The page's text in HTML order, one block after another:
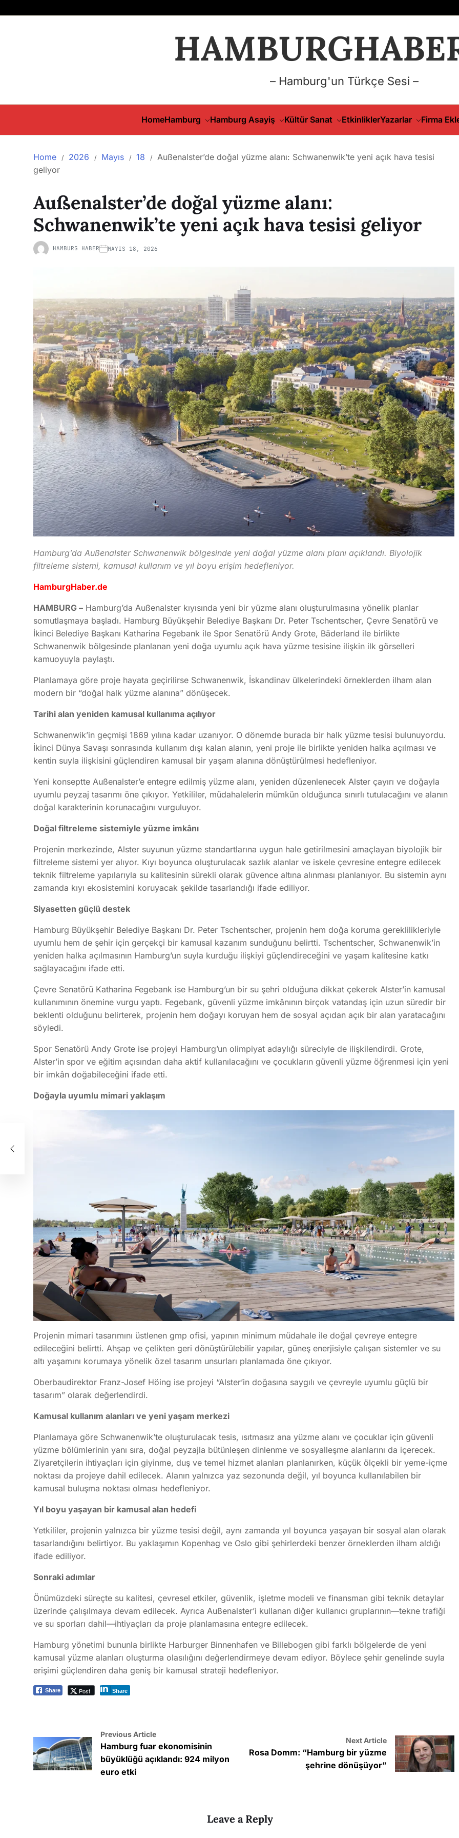
– Hamburg'un Türkçe Sesi –
HomeHamburg Hamburg Asayiş Kültür Sanat EtkinliklerYazarlar Firma
Home 2026 Mayıs 18
Außenalster’de doğal yüzme alanı: Schwanenwik’te yeni açık hava tesisi
geliyor
Außenalster’de doğal yüzme alanı:
Schwanenwik’te yeni açık hava tesisi geliyor
HAMBURG HABER MAYIS 18, 2026
Hamburg’da Außenalster Schwanenwik bölgesinde yeni doğal yüzme alanı planı açıklandı. Biyolojik
filtreleme sistemi, kamusal kullanım ve yıl boyu erişim hedefleniyor.
HamburgHaber.de
HAMBURG – Hamburg’da Außenalster kıyısında yeni bir yüzme alanı oluşturulmasına yönelik planlar
somutlaşmaya başladı. Hamburg Büyükşehir Belediye Başkanı Dr. Peter Tschentscher, Çevre Senatörü ve
İkinci Belediye Başkanı Katharina Fegebank ile Spor Senatörü Andy Grote, Bäderland ile birlikte
Schwanenwik bölgesinde planlanan yeni doğa uyumlu açık hava yüzme tesisine ilişkin ilk görselleri
kamuoyuyla paylaştı.
Planlamaya göre proje hayata geçirilirse Schwanenwik, İskandinav ülkelerindeki örneklerden ilham alan
modern bir “doğal halk yüzme alanına” dönüşecek.
Tarihi alan yeniden kamusal kullanıma açılıyor
Schwanenwik’in geçmişi 1869 yılına kadar uzanıyor. O dönemde burada bir halk yüzme tesisi bulunuyordu.
İkinci Dünya Savaşı sonrasında kullanım dışı kalan alanın, yeni proje ile birlikte yeniden halka açılması ve
kentin suyla ilişkisini güçlendiren kamusal bir yaşam alanına dönüştürülmesi hedefleniyor.
Yeni konseptte Außenalster’e entegre edilmiş yüzme alanı, yeniden düzenlenecek Alster çayırı ve doğayla
uyumlu peyzaj tasarımı öne çıkıyor. Yetkililer, müdahalelerin mümkün olduğunca sınırlı tutulacağını ve alanın
doğal karakterinin korunacağını vurguluyor.
Doğal filtreleme sistemiyle yüzme imkânı
Projenin merkezinde, Alster suyunun yüzme standartlarına uygun hale getirilmesini amaçlayan biyolojik bir
filtreleme sistemi yer alıyor. Kıyı boyunca oluşturulacak sazlık alanlar ve iskele çevresine entegre edilecek
teknik filtreleme yapılarıyla su kalitesinin sürekli olarak güvence altına alınması planlanıyor. Bu sistemin aynı
zamanda kıyı ekosistemini koruyacak şekilde tasarlandığı ifade ediliyor.
Siyasetten güçlü destek
Hamburg Büyükşehir Belediye Başkanı Dr. Peter Tschentscher, projenin hem doğa koruma gereklilikleriyle
uyumlu hem de şehir için gerçekçi bir kamusal kazanım sunduğunu belirtti. Tschentscher, Schwanenwik’in
yeniden halka açılmasının Hamburg’un suyla kurduğu ilişkiyi güçlendireceğini ve yaşam kalitesine katkı
sağlayacağını ifade etti.
Çevre Senatörü Katharina Fegebank ise Hamburg’un bir su şehri olduğuna dikkat çekerek Alster’in kamusal
kullanımının önemine vurgu yaptı. Fegebank, güvenli yüzme imkânının birçok vatandaş için uzun süredir bir
beklenti olduğunu belirterek, projenin hem doğayı koruyan hem de sosyal açıdan açık bir alan yaratacağını
söyledi.
Spor Senatörü Andy Grote ise projeyi Hamburg’un olimpiyat adaylığı süreciyle de ilişkilendirdi. Grote,
Alster’in spor ve eğitim açısından daha aktif kullanılacağını ve çocukların güvenli yüzme öğrenmesi için yeni
bir imkân doğabileceğini ifade etti.
Doğayla uyumlu mimari yaklaşım
Projenin mimari tasarımını üstlenen gmp ofisi, yapının minimum müdahale ile doğal çevreye entegre
edileceğini belirtti. Ahşap ve çelikten geri dönüştürülebilir yapılar, güneş enerjisiyle çalışan sistemler ve su
altı yaşamını korumaya yönelik özel tasarım unsurları planlamada öne çıkıyor.
Oberbaudirektor Franz-Josef Höing ise projeyi “Alster’in doğasına saygılı ve çevreyle uyumlu güçlü bir
tasarım” olarak değerlendirdi.
Kamusal kullanım alanları ve yeni yaşam merkezi
Planlamaya göre Schwanenwik’te oluşturulacak tesis, ısıtmasız ana yüzme alanı ve çocuklar için güvenli
yüzme bölümlerinin yanı sıra, doğal peyzajla bütünleşen dinlenme ve sosyalleşme alanlarını da içerecek.
Ziyaretçilerin ihtiyaçları için giyinme, duş ve temel hizmet alanları planlanırken, küçük ölçekli bir yeme-içme
noktası da projeye dahil edilecek. Alanın yalnızca yaz sezonunda değil, yıl boyunca kullanılabilen bir
kamusal buluşma noktası olması hedefleniyor.
Yıl boyu yaşayan bir kamusal alan hedefi
Yetkililer, projenin yalnızca bir yüzme tesisi değil, aynı zamanda yıl boyunca yaşayan bir sosyal alan olarak
tasarlandığını belirtiyor. Bu yaklaşımın Kopenhag ve Oslo gibi şehirlerdeki benzer örneklerden ilham aldığı
ifade ediliyor.
Sonraki adımlar
Önümüzdeki süreçte su kalitesi, çevresel etkiler, güvenlik, işletme modeli ve finansman gibi teknik detaylar
üzerinde çalışılmaya devam edilecek. Ayrıca Außenalster’i kullanan diğer kullanıcı gruplarının—tekne trafiği
ve su sporları dahil—ihtiyaçları da proje planlamasına entegre edilecek.
Hamburg yönetimi bununla birlikte Harburger Binnenhafen ve Billebogen gibi farklı bölgelerde de yeni
kamusal yüzme alanları oluşturma olasılığını değerlendirmeye devam ediyor. Böylece şehir genelinde suyla
erişimi güçlendiren daha geniş bir kamusal strateji hedefleniyor.
Share Post Share
Previous Article
Hamburg fuar ekonomisinin
büyüklüğü açıklandı: 924 milyon
euro etki
Next Article
Rosa Domm: “Hamburg bir yüzme
şehrine dönüşüyor”
Leave a Reply